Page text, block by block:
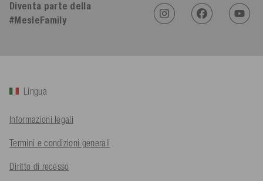
Diventa parte della
#MesleFamily
Lingua
Informazioni legali
Termini e condizioni generali
Diritto di recesso
Cliente verificato
Sehr gut 👍 Sehr zufrieden